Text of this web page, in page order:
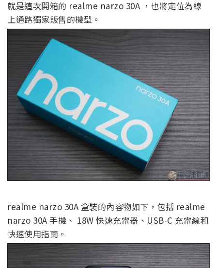
就是這次開箱的 realme narzo 30A ，也將定位為線
上通路獨家販售的機型。
realme narzo 30A 盒裝的內容物如下，包括 realme
narzo 30A 手機、 18W 快速充電器、USB-C 充電線和
快速使用指南。